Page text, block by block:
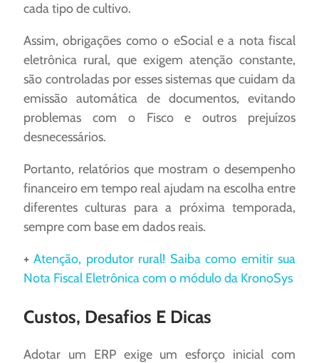
cada tipo de cultivo.
Assim, obrigações como o eSocial e a nota fiscal
eletrônica rural, que exigem atenção constante,
são controladas por esses sistemas que cuidam da
emissão automática de documentos, evitando
problemas com o Fisco e outros prejuízos
desnecessários. ​
Portanto, relatórios que mostram o desempenho
financeiro em tempo real ajudam na escolha entre
diferentes culturas para a próxima temporada,
sempre com base em dados reais.
+ Atenção, produtor rural! Saiba como emitir sua
Nota Fiscal Eletrônica com o módulo da KronoSys
Custos, Desafios E Dicas
Adotar um ERP exige um esforço inicial com